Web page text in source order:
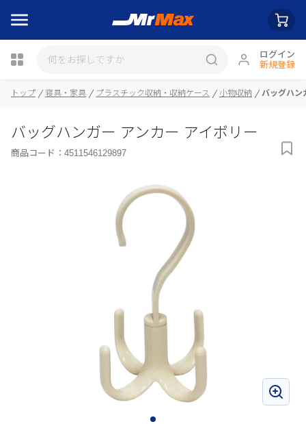
ログイン
新規登録
瓶詰
トップ 寝具・家具 プラスチック収納・収納ケース 小物収納 バッグハン
バッグハンガー アンカー アイボリー
商品コード： 4511546129897